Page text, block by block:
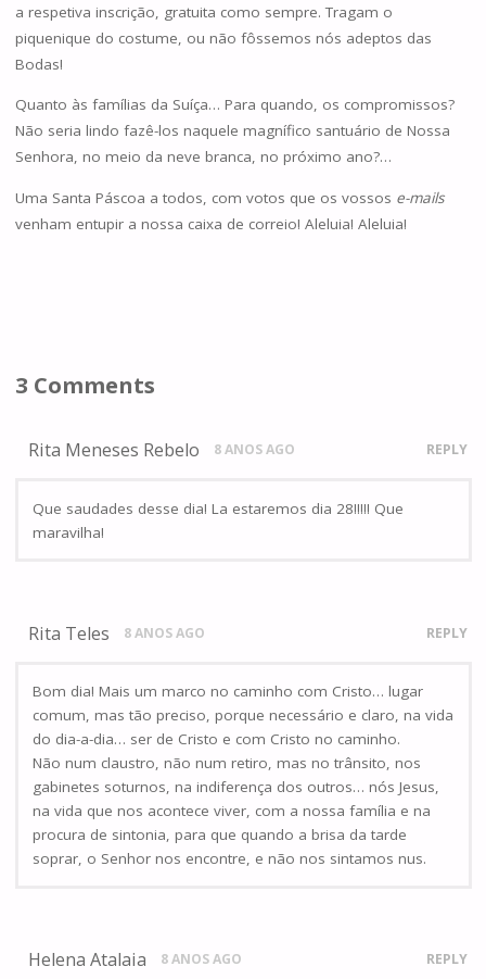
a respetiva inscrição, gratuita como sempre. Tragam o
piquenique do costume, ou não fôssemos nós adeptos das
Bodas!
Quanto às famílias da Suíça… Para quando, os compromissos?
Não seria lindo fazê-los naquele magnífico santuário de Nossa
Senhora, no meio da neve branca, no próximo ano?…
Uma Santa Páscoa a todos, com votos que os vossos e-mails
venham entupir a nossa caixa de correio! Aleluia! Aleluia!
3 Comments
Rita Meneses Rebelo 8 ANOS AGO REPLY
Que saudades desse dia! La estaremos dia 28!!!!! Que
maravilha!
Rita Teles 8 ANOS AGO REPLY
Bom dia! Mais um marco no caminho com Cristo… lugar
comum, mas tão preciso, porque necessário e claro, na vida
do dia-a-dia… ser de Cristo e com Cristo no caminho.
Não num claustro, não num retiro, mas no trânsito, nos
gabinetes soturnos, na indiferença dos outros… nós Jesus,
na vida que nos acontece viver, com a nossa família e na
procura de sintonia, para que quando a brisa da tarde
soprar, o Senhor nos encontre, e não nos sintamos nus.
Helena Atalaia 8 ANOS AGO REPLY